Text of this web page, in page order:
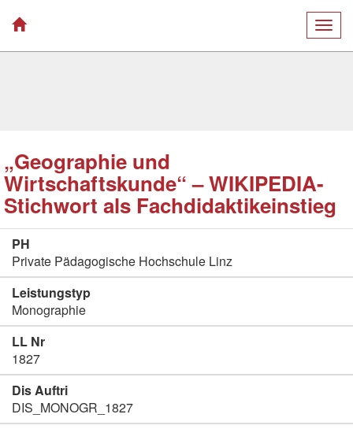
„Geographie und
Wirtschaftskunde“ – WIKIPEDIA-
Stichwort als Fachdidaktikeinstieg
PH
Private Pädagogische Hochschule Linz
Leistungstyp
Monographie
LL Nr
1827
Dis Auftri
DIS_MONOGR_1827